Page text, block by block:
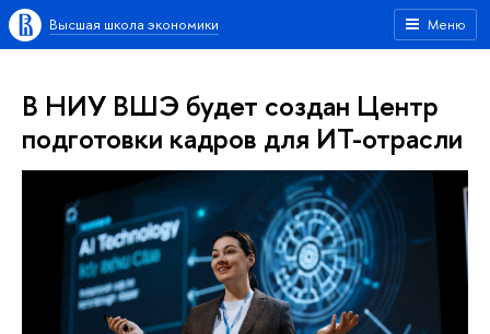
Меню
Высшая школа экономики
В НИУ ВШЭ будет создан Центр
подготовки кадров для ИТ-отрасли